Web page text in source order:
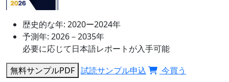
歴史的な年: 2020ー2024年
予測年: 2026－2035年
必要に応じて日本語レポートが入手可能
無料サンプルPDF 試読サンプル申込 今買う